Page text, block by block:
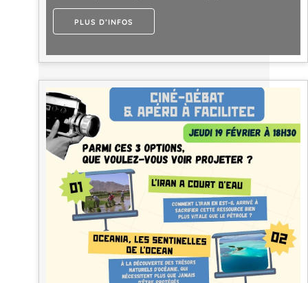
PLUS D’INFOS